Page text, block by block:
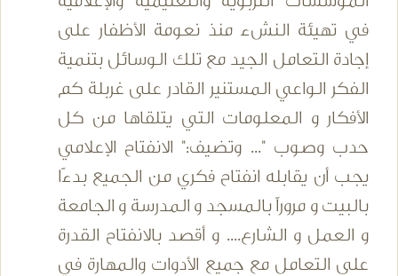
في تهيئة النشء منذ نعومة الأظفار على
إجادة التعامل الجيد مع تلك الوسائل بتنمية
الفكر الواعي المستنير القادر على غربلة كم
الأفكار و المعلومات التي يتلقاها من كل
حدب وصوب "... وتضيف:" الانفتاح الإعلامي
يجب أن يقابله انفتاح فكري من الجميع بدءًا
بالبيت و مروراً بالمسجد و المدرسة و الجامعة
و العمل و الشارع.... و أقصد بالانفتاح القدرة
على التعامل مع جميع الأدوات والمهارة في